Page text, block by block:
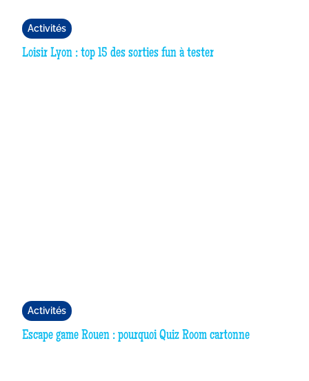
Activités
Loisir Lyon : top 15 des sorties fun à tester
Activités
Escape game Rouen : pourquoi Quiz Room cartonne